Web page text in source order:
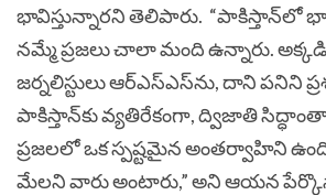
భావిస్తున్నారని తెలిపారు. “పాకిస్తాన్‌లో
నమ్మే ప్రజలు చాలా మంది ఉన్నారు.
జర్నలిస్టులు ఆర్‌ఎస్‌ఎస్‌ను, దాని పనిని
పాకిస్తాన్‌కు వ్యతిరేకంగా, ద్విజాతి
ప్రజలలో ఒక స్పష్టమైన అంతర్వాహిని
మేలని వారు అంటారు,” అని ఆయన